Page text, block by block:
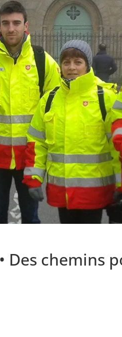
Des chemins